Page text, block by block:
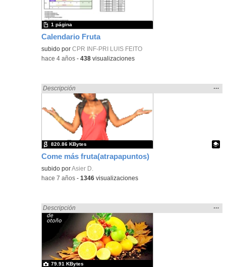
Calendario Fruta
subido porCPR INF-PRI LUIS FEITO
1 página
-hace 4 años -438 visualizaciones
Come más fruta(atrapapuntos)
Encontrado «fruto» en:
Descripción
la
…
Contenido educativo.
subido porAsier D.
820.86 KBytes
-hace 7 años -1346 visualizaciones
Encontrado «fruto» en:
Descripción
la
…
79.91 KBytes